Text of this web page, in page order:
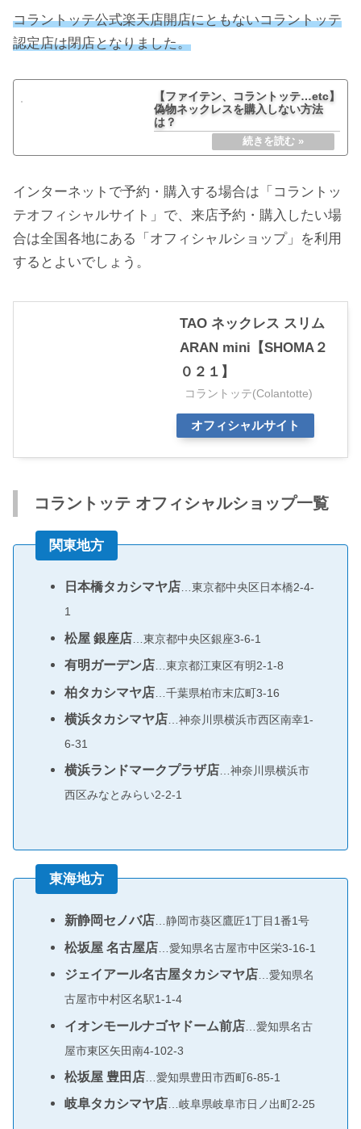
コラントッテ公式楽天店開店にともないコラントッテ
認定店は閉店となりました。
【ファイテン、コラントッテ…etc】
偽物ネックレスを購入しない方法
は？
インターネットで予約・購入する場合は「コラントッ
テオフィシャルサイト」で、来店予約・購入したい場
合は全国各地にある「オフィシャルショップ」を利用
するとよいでしょう。
TAO ネックレス スリム
ARAN mini【SHOMA２
０２１】
コラントッテ(Colantotte)
オフィシャルサイト
コラントッテ オフィシャルショップ一覧
関東地方
日本橋タカシマヤ店…東京都中央区日本橋2-4-
1
松屋 銀座店 …東京都中央区銀座3-6-1
有明ガーデン店…東京都江東区有明2-1-8
柏タカシマヤ店 …千葉県柏市末広町3-16
横浜タカシマヤ店 …神奈川県横浜市西区南幸1-
6-31
横浜ランドマークプラザ店…神奈川県横浜市
西区みなとみらい2-2-1
東海地方
新静岡セノバ店…静岡市葵区鷹匠1丁目1番1号
松坂屋 名古屋店 …愛知県名古屋市中区栄3-16-1
ジェイアール名古屋タカシマヤ店…愛知県名
古屋市中村区名駅1-1-4
イオンモールナゴヤドーム前店 …愛知県名古
屋市東区矢田南4-102-3
松坂屋 豊田店 …愛知県豊田市西町6-85-1
岐阜タカシマヤ店…岐阜県岐阜市日ノ出町2-25